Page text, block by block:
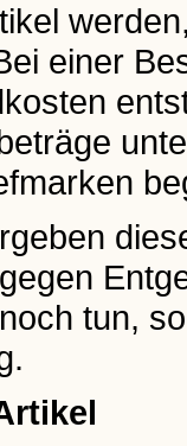
einer
tun,